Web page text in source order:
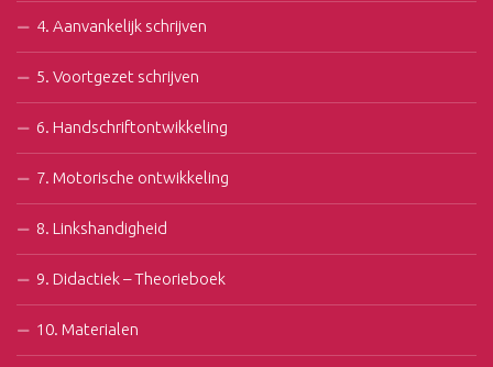
4. Aanvankelijk schrijven
5. Voortgezet schrijven
6. Handschriftontwikkeling
7. Motorische ontwikkeling
8. Linkshandigheid
9. Didactiek – Theorieboek
10. Materialen